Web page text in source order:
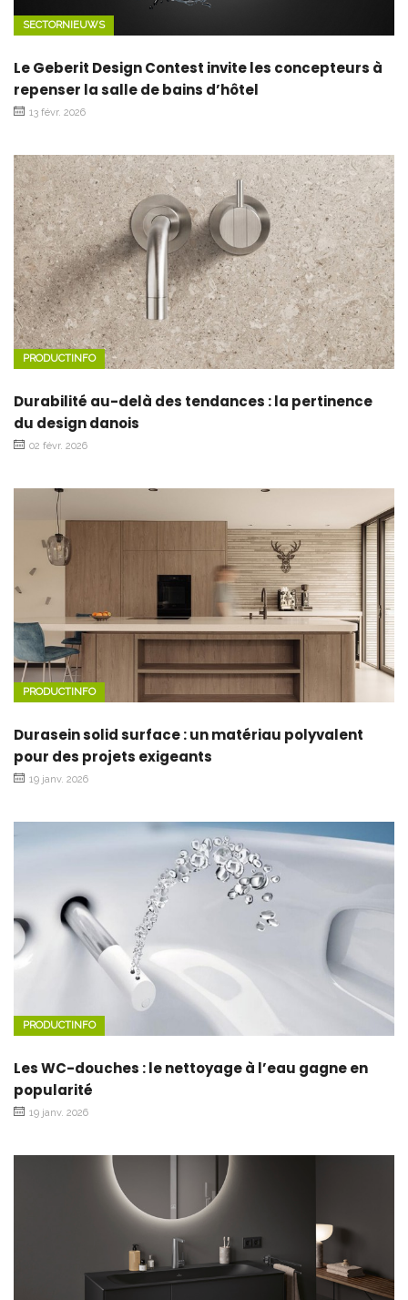
SECTORNIEUWS
Le Geberit Design Contest invite les concepteurs à
repenser la salle de bains d’hôtel
13 févr. 2026
PRODUCTINFO
Durabilité au-delà des tendances : la pertinence
du design danois
02 févr. 2026
PRODUCTINFO
Durasein solid surface : un matériau polyvalent
pour des projets exigeants
19 janv. 2026
PRODUCTINFO
Les WC-douches : le nettoyage à l’eau gagne en
popularité
19 janv. 2026